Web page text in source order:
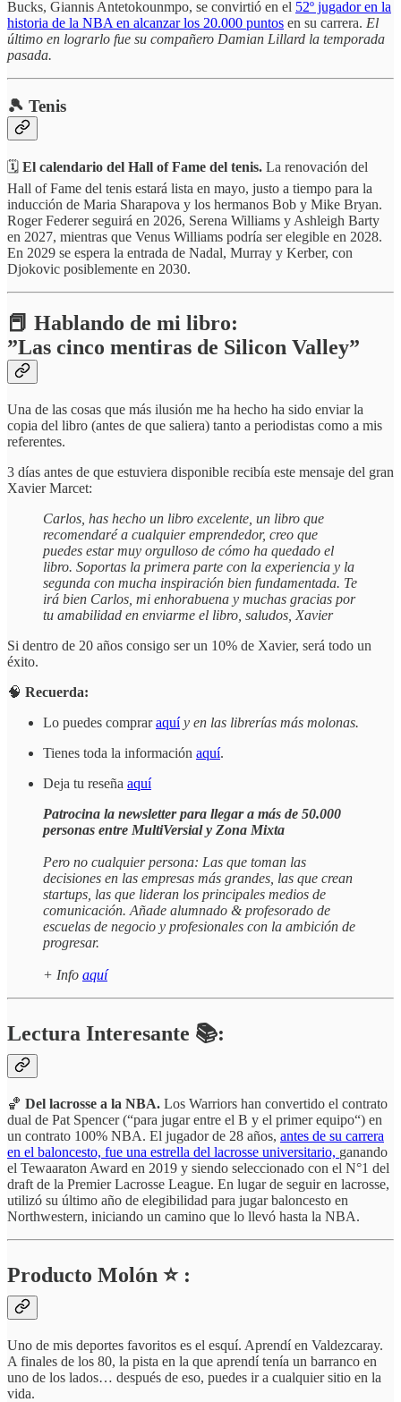
Bucks, Giannis Antetokounmpo, se convirtió en el 52º jugador en la
historia de la NBA en alcanzar los 20.000 puntos en su carrera. El
último en lograrlo fue su compañero Damian Lillard la temporada
pasada.
🎾 Tenis
🗓️ El calendario del Hall of Fame del tenis. La renovación del
Hall of Fame del tenis estará lista en mayo, justo a tiempo para la
inducción de Maria Sharapova y los hermanos Bob y Mike Bryan.
Roger Federer seguirá en 2026, Serena Williams y Ashleigh Barty
en 2027, mientras que Venus Williams podría ser elegible en 2028.
En 2029 se espera la entrada de Nadal, Murray y Kerber, con
Djokovic posiblemente en 2030.
📕 Hablando de mi libro:
”Las cinco mentiras de Silicon Valley”
Una de las cosas que más ilusión me ha hecho ha sido enviar la
copia del libro (antes de que saliera) tanto a periodistas como a mis
referentes.
3 días antes de que estuviera disponible recibía este mensaje del gran
Xavier Marcet:
Carlos, has hecho un libro excelente, un libro que
recomendaré a cualquier emprendedor, creo que
puedes estar muy orgulloso de cómo ha quedado el
libro. Soportas la primera parte con la experiencia y la
segunda con mucha inspiración bien fundamentada. Te
irá bien Carlos, mi enhorabuena y muchas gracias por
tu amabilidad en enviarme el libro, saludos, Xavier
Si dentro de 20 años consigo ser un 10% de Xavier, será todo un
éxito.
🧠 Recuerda:
Lo puedes compraraquí y en las librerías más molonas.
Tienes toda la información aquí.
Deja tu reseña aquí
Patrocina la newsletter para llegar a más de 50.000
personas entre MultiVersial y Zona Mixta
Pero no cualquier persona: Las que toman las
decisiones en las empresas más grandes, las que crean
startups, las que lideran los principales medios de
comunicación. Añade alumnado & profesorado de
escuelas de negocio y profesionales con la ambición de
progresar.
+ Info aquí
Lectura Interesante 📚:
🏀 Del lacrosse a la NBA. Los Warriors han convertido el contrato
dual de Pat Spencer (“para jugar entre el B y el primer equipo“) en
un contrato 100% NBA. El jugador de 28 años, antes de su carrera
en el baloncesto, fue una estrella del lacrosse universitario, ganando
el Tewaaraton Award en 2019 y siendo seleccionado con el N°1 del
draft de la Premier Lacrosse League. En lugar de seguir en lacrosse,
utilizó su último año de elegibilidad para jugar baloncesto en
Northwestern, iniciando un camino que lo llevó hasta la NBA.
Producto Molón ⭐ :
Uno de mis deportes favoritos es el esquí. Aprendí en Valdezcaray.
A finales de los 80, la pista en la que aprendí tenía un barranco en
uno de los lados… después de eso, puedes ir a cualquier sitio en la
vida.